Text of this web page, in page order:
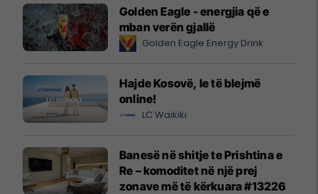
Golden Eagle - energjia që e
mban verën gjallë
Golden Eagle Energy Drink
Hajde Kosovë, le të blejmë
online!
LC Waikiki
Banesë në shitje te Prishtina e
Re – komoditet në një prej
zonave më të kërkuara #13226